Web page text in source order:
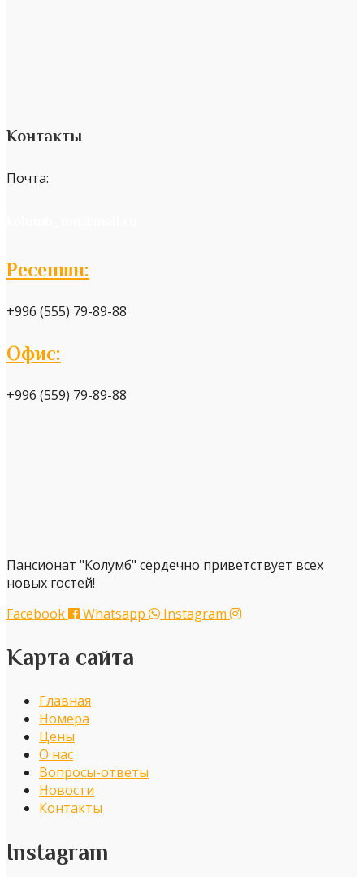
Контакты
Почта:
Ресепшн:
+996 (555) 79-89-88
Офис:
+996 (559) 79-89-88
Пансионат "Колумб" сердечно приветствует всех
новых гостей!
Facebook
Whatsapp Instagram
Карта сайта
Главная
Номера
Цены
О нас
Вопросы-ответы
Новости
Контакты
Instagram